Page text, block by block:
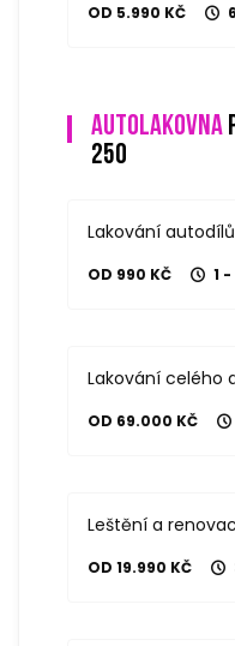
OD 5.990 KČ
Autolakovna
250
Lakování autodílů
OD 990 KČ 1 -
Lakování celého
OD 69.000 KČ
Leštění a
OD 19.990 KČ